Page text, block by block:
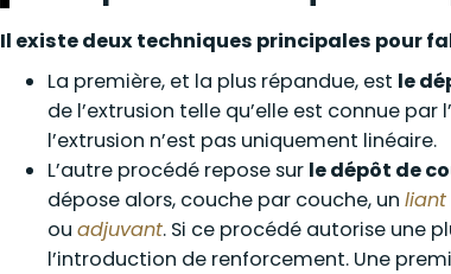
Il existe deux techniques principales pour
La première, et la plus répandue, est le
de l’extrusion telle qu’elle est connue par
l’extrusion n’est pas uniquement linéaire.
L’autre procédé repose sur le dépôt de
dépose alors, couche par couche, un liant
ou adjuvant. Si ce procédé autorise une
l’introduction de renforcement. Une